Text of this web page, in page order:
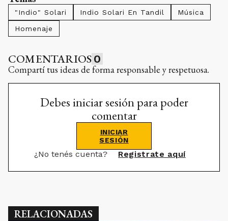
"Indio" Solari Indio Solari En Tandil
Música
Homenaje
COMENTARIOS 0
Compartí tus ideas de forma responsable y respetuosa.
Debes iniciar sesión para poder
comentar
INICIAR
SESIÓN
¿No tenés cuenta? Registrate aquí
RELACIONADAS